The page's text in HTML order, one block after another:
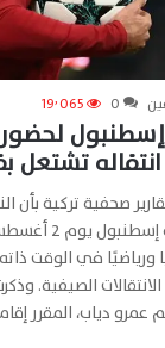
0 19٬065
تشتعل
صحفية تركية بأن
يستعد للتوجه
ورياضيًا في الوقت
عمرو دياب، المقرر